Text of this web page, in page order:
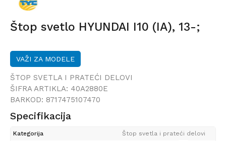
Štop svetlo HYUNDAI I10 (IA), 13-;
VAŽI ZA MODELE
ŠTOP SVETLA I PRATEĆI DELOVI
ŠIFRA ARTIKLA: 40A2880E
BARKOD: 8717475107470
Specifikacija
Kategorija
Štop svetla i prateći delovi